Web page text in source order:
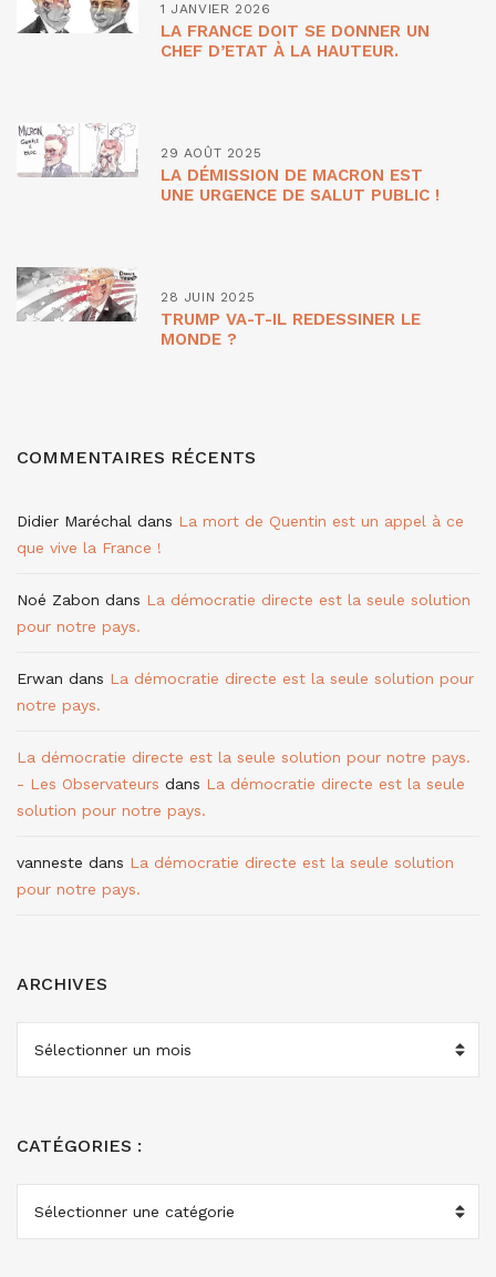
1 JANVIER 2026
LA FRANCE DOIT SE DONNER UN
CHEF D’ETAT À LA HAUTEUR.
29 AOÛT 2025
LA DÉMISSION DE MACRON EST
UNE URGENCE DE SALUT PUBLIC !
28 JUIN 2025
TRUMP VA-T-IL REDESSINER LE
MONDE ?
COMMENTAIRES RÉCENTS
Didier Maréchal dans La mort de Quentin est un appel à ce
que vive la France !
Noé Zabon dans La démocratie directe est la seule solution
pour notre pays.
Erwan dans La démocratie directe est la seule solution pour
notre pays.
La démocratie directe est la seule solution pour notre pays.
- Les Observateurs dans La démocratie directe est la seule
solution pour notre pays.
vanneste dans La démocratie directe est la seule solution
pour notre pays.
ARCHIVES
CATÉGORIES :